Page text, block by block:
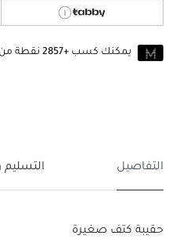
يمكنك كسب +2857
نقطة من
التفاصيل التسليم
حقيبة كتف صغيرة